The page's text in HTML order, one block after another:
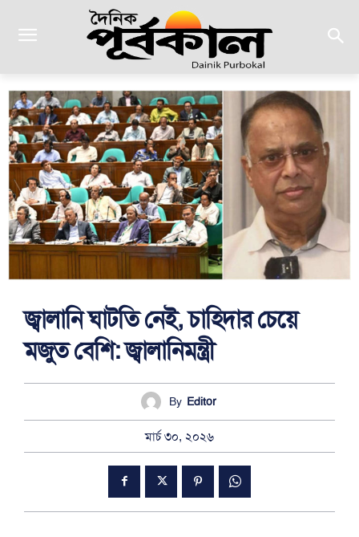
জ্বালানি ঘাটতি নেই, চাহিদার চেয়ে
মজুত বেশি: জ্বালানিমন্ত্রী
By Editor
মার্চ ৩০, ২০২৬